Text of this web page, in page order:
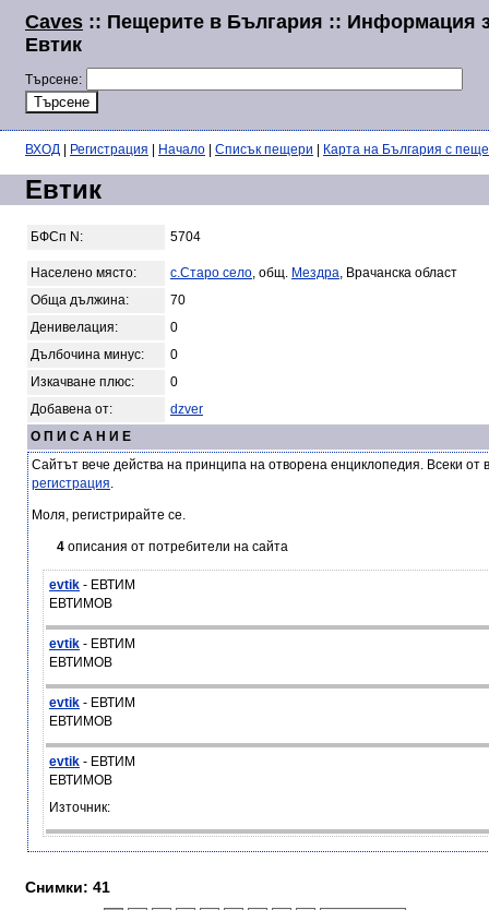
Caves :: Пещерите в България :: Информация
Евтик
Търсене:
ВХОД Регистрация Начало Списък пещери Карта на България с
Евтик
БФСп N: 5704
Населено място: с.Старо село, общ. Мездра, Врачанска област
Обща дължина:
70
Денивелация:
0
Дълбочина минус:
0
Изкачване плюс:
0
Добавена от:
dzver
О П И С А Н И Е
Сайтът вече действа на принципа на отворена енциклопедия. Всеки
регистрация.
Моля, регистрирайте се.
4 описания от потребители на сайта
evtik - ЕВТИМ
ЕВТИМОВ
evtik - ЕВТИМ
ЕВТИМОВ
evtik - ЕВТИМ
ЕВТИМОВ
evtik - ЕВТИМ
ЕВТИМОВ
Източник:
Снимки: 41